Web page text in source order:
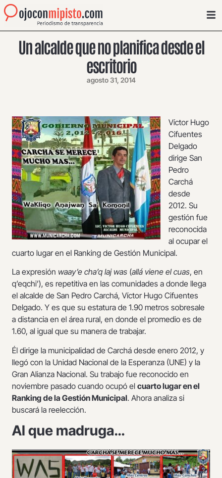
Un alcalde que no planifica desde el
escritorio
agosto 31, 2014
Víctor Hugo
Cifuentes
Delgado
dirige San
Pedro
Carchá
desde
2012. Su
gestión fue
reconocida
al ocupar el
cuarto lugar en el Ranking de Gestión Municipal.
La expresión waay’e cha’q laj was (allá viene el cuas, en
q’eqchi’), es repetitiva en las comunidades a donde llega
el alcalde de San Pedro Carchá, Víctor Hugo Cifuentes
Delgado. Y es que su estatura de 1.90 metros sobresale
a distancia en el área rural, en donde el promedio es de
1.60, al igual que su manera de trabajar.
Él dirige la municipalidad de Carchá desde enero 2012, y
llegó con la Unidad Nacional de la Esperanza (UNE) y la
Gran Alianza Nacional. Su trabajo fue reconocido en
noviembre pasado cuando ocupó el cuarto lugar en el
Ranking de la Gestión Municipal. Ahora analiza si
buscará la reelección.
Al que madruga…